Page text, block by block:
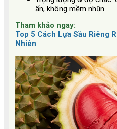
ấn, không mềm nhũn.
Tham khảo ngay:
Top 5 Cách Lựa Sầu Riêng
Nhiên